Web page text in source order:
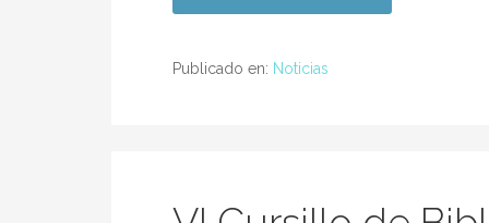
Publicado en: Noticias